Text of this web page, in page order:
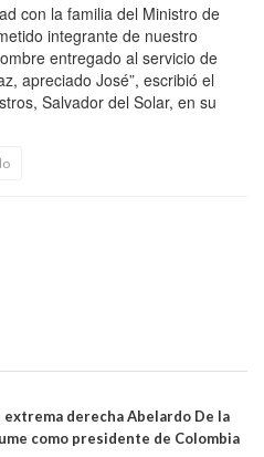
con la familia del Ministro de
integrante de nuestro
entregado al servicio de
apreciado José”, escribió el
Salvador del Solar, en su
extrema derecha Abelardo De la
como presidente de Colombia